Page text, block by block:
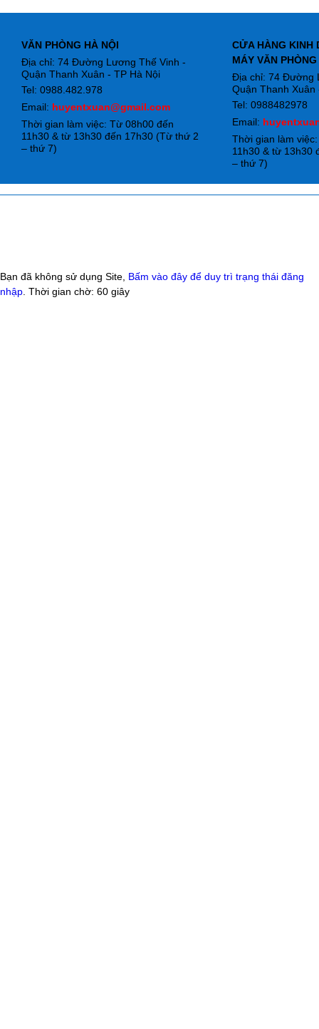
VĂN PHÒNG HÀ NỘI
Địa chỉ: 74 Đường Lương Thế Vinh -
Quận Thanh Xuân - TP Hà Nội
Tel: 0988.482.978
Email: huyentxuan@gmail.com
Thời gian làm việc: Từ 08h00 đến
11h30 & từ 13h30 đến 17h30 (Từ thứ 2
– thứ 7)
CỬA HÀNG KINH
MÁY VĂN PHÒNG
Địa chỉ: 74 Đường
Quận Thanh Xuân
Tel: 0988482978
Email:
Thời gian làm
11h30 & từ 13h30
– thứ 7)
Bạn đã không sử dụng Site, Bấm vào đây để duy trì trạng thái đăng
nhập . Thời gian chờ: 60 giây